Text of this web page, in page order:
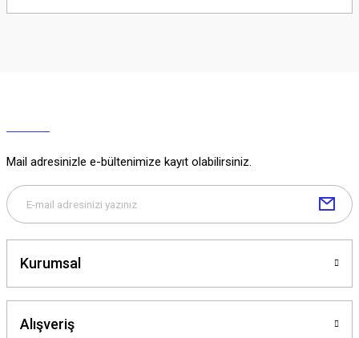
Soru Sor
Mail adresinizle e-bültenimize kayıt olabilirsiniz.
Kurumsal
Alışveriş